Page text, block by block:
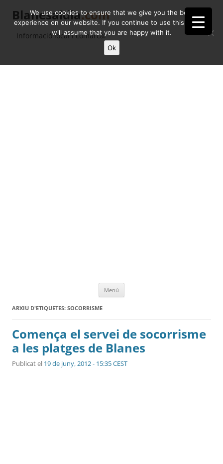
Blanesaldia.com
Informació local i comarcal
Menú
ARXIU D'ETIQUETES: SOCORRISME
Comença el servei de socorrisme
a les platges de Blanes
Publicat el 19 de juny, 2012 - 15:35 CEST
We use cookies to ensure that we give you the best
experience on our website. If you continue to use this site we
will assume that you are happy with it.
Ok